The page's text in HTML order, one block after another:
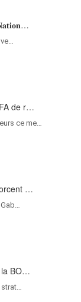
de r…
ce me…
…
la BO…